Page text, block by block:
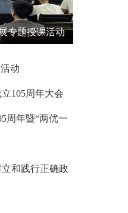
专题授课活动
动
105周年大会
周年暨“两优一
和践行正确政